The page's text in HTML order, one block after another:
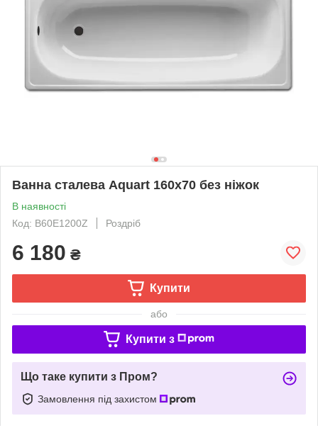
Ванна сталева Aquart 160х70 без ніжок
В наявності
Код: B60E1200Z
Роздріб
6 180 ₴
Купити
або
Купити з
Що таке купити з Пром?
Замовлення під захистом